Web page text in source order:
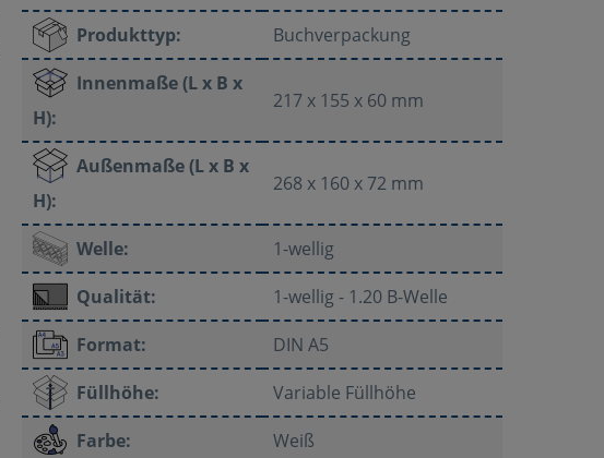
Produkttyp:
Buchverpackung
Innenmaße (L x B x
H):
217 x 155 x 60 mm
Außenmaße (L x B x
H):
268 x 160 x 72 mm
Welle:
1-wellig
Qualität:
1-wellig - 1.20 B-Welle
Format:
DIN A5
Füllhöhe:
Variable Füllhöhe
Farbe:
Weiß